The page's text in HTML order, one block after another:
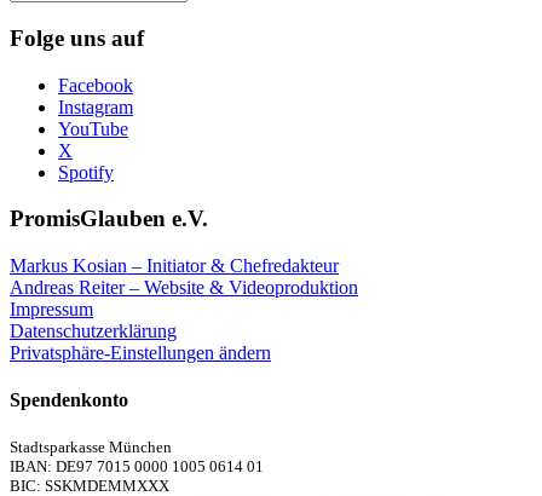
Folge uns auf
Facebook
Instagram
YouTube
X
Spotify
PromisGlauben e.V.
Markus Kosian – Initiator & Chefredakteur
Andreas Reiter – Website & Videoproduktion
Impressum
Datenschutzerklärung
Privatsphäre-Einstellungen ändern
Spendenkonto
Stadtsparkasse München
IBAN: DE97 7015 0000 1005 0614 01
BIC: SSKMDEMMXXX